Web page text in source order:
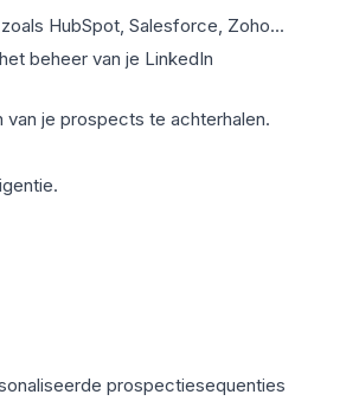
zoals HubSpot, Salesforce, Zoho...
beheer van je LinkedIn
van je prospects te achterhalen.
prospectiesequenties